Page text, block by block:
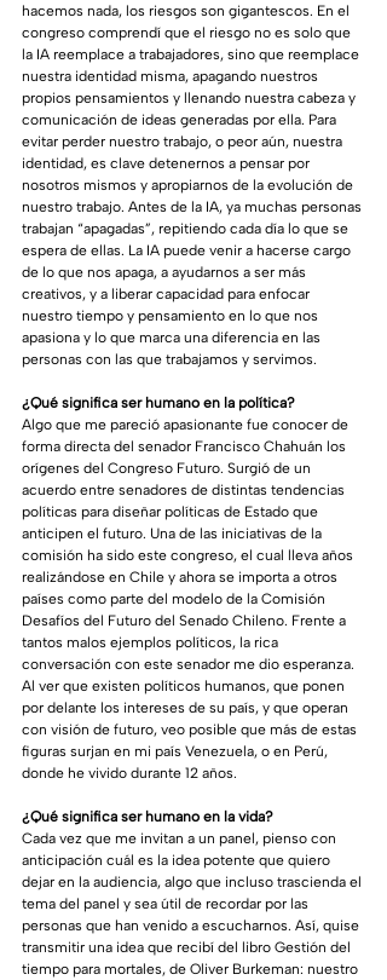
hacemos nada, los riesgos son gigantescos. En el
congreso comprendí que el riesgo no es solo que
la IA reemplace a trabajadores, sino que reemplace
nuestra identidad misma, apagando nuestros
propios pensamientos y llenando nuestra cabeza y
comunicación de ideas generadas por ella. Para
evitar perder nuestro trabajo, o peor aún, nuestra
identidad, es clave detenernos a pensar por
nosotros mismos y apropiarnos de la evolución de
nuestro trabajo. Antes de la IA, ya muchas personas
trabajan “apagadas”, repitiendo cada día lo que se
espera de ellas. La IA puede venir a hacerse cargo
de lo que nos apaga, a ayudarnos a ser más
creativos, y a liberar capacidad para enfocar
nuestro tiempo y pensamiento en lo que nos
apasiona y lo que marca una diferencia en las
personas con las que trabajamos y servimos.
¿Qué significa ser humano en la política?
Algo que me pareció apasionante fue conocer de
forma directa del senador Francisco Chahuán los
orígenes del Congreso Futuro. Surgió de un
acuerdo entre senadores de distintas tendencias
políticas para diseñar políticas de Estado que
anticipen el futuro. Una de las iniciativas de la
comisión ha sido este congreso, el cual lleva años
realizándose en Chile y ahora se importa a otros
países como parte del modelo de la Comisión
Desafíos del Futuro del Senado Chileno. Frente a
tantos malos ejemplos políticos, la rica
conversación con este senador me dio esperanza.
Al ver que existen políticos humanos, que ponen
por delante los intereses de su país, y que operan
con visión de futuro, veo posible que más de estas
figuras surjan en mi país Venezuela, o en Perú,
donde he vivido durante 12 años.
¿Qué significa ser humano en la vida?
Cada vez que me invitan a un panel, pienso con
anticipación cuál es la idea potente que quiero
dejar en la audiencia, algo que incluso trascienda el
tema del panel y sea útil de recordar por las
personas que han venido a escucharnos. Así, quise
transmitir una idea que recibí del libro Gestión del
tiempo para mortales, de Oliver Burkeman: nuestro